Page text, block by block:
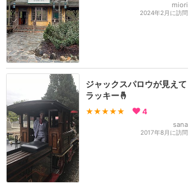
miori
2024年2月に訪問
ジャックスパロウが見えて
ラッキー🤞
★★★★★ 4
sana
2017年8月に訪問